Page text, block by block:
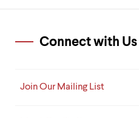
Connect with Us
Join Our Mailing List